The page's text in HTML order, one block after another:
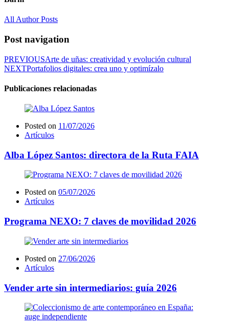
All Author Posts
Post navigation
PREVIOUSArte de uñas: creatividad y evolución cultural
NEXTPortafolios digitales: crea uno y optimízalo
Publicaciones relacionadas
Posted on 11/07/2026
Artículos
Alba López Santos: directora de la Ruta FAIA
Posted on 05/07/2026
Artículos
Programa NEXO: 7 claves de movilidad 2026
Posted on 27/06/2026
Artículos
Vender arte sin intermediarios: guía 2026